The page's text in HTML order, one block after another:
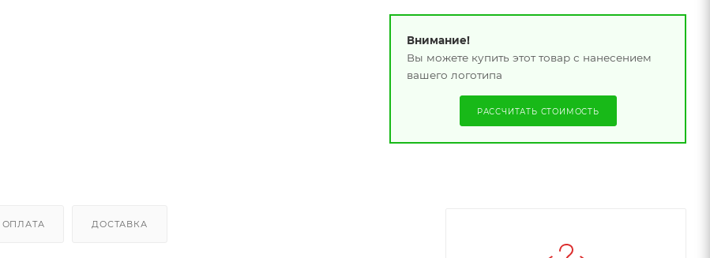
Внимание!
Вы можете купить этот товар с нанесением
вашего логотипа
РАССЧИТАТЬ СТОИМОСТЬ
ОПЛАТА ДОСТАВКА